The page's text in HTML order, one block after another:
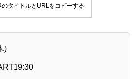
のタイトルとURLをコピーする
)